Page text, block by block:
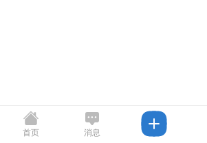
首页 消息